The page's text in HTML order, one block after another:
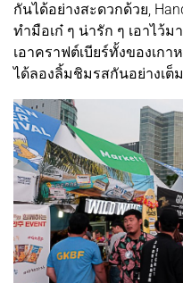
กันได้อย่างสะดวกด้วย,
ทำมือเก๋ ๆ น่ารัก ๆ เอาไว้ม
เอาคราฟต์เบียร์ทั้งของเกา
ได้ลองลิ้มชิมรสกันอย่างเต็